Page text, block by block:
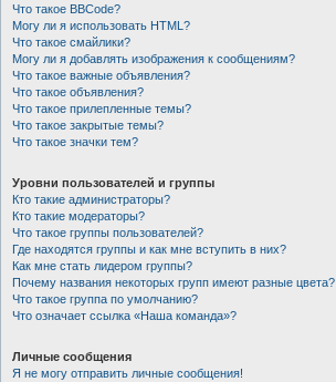
Что такое BBCode?
Могу ли я использовать HTML?
Что такое смайлики?
Могу ли я добавлять изображения к сообщениям?
Что такое важные объявления?
Что такое объявления?
Что такое прилепленные темы?
Что такое закрытые темы?
Что такое значки тем?
Уровни пользователей и группы
Кто такие администраторы?
Кто такие модераторы?
Что такое группы пользователей?
Где находятся группы и как мне вступить в них?
Как мне стать лидером группы?
Почему названия некоторых групп имеют разные цвета?
Что такое группа по умолчанию?
Что означает ссылка «Наша команда»?
Личные сообщения
Я не могу отправить личные сообщения!